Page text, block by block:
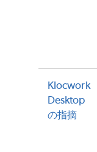
Klocwork
Desktop
の指摘